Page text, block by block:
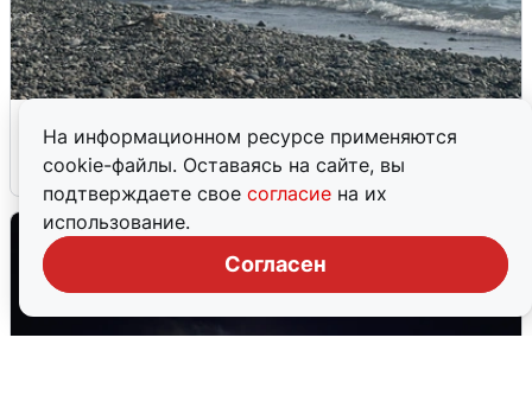
На информационном ресурсе применяются
cookie-файлы. Оставаясь на сайте, вы
подтверждаете свое согласие на их
использование.
Согласен
6 августа 0